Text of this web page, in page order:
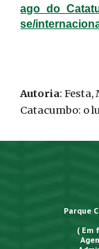
se/
Autoria:
Catacumbo: o
Parque
( Em